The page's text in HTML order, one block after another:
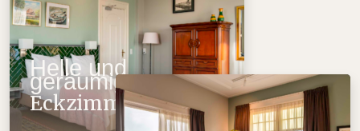
Helle und
geräumige
Eckzimmer